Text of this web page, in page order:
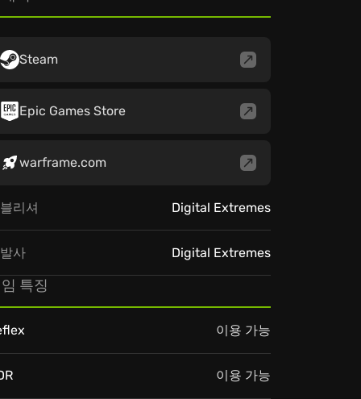
Steam
Epic Games Store
warframe.com
리셔 Digital Extremes
사 Digital Extremes
특징
이용 가능
이용 가능